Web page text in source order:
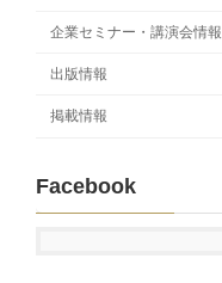
企業セミナー・講演会情報
出版情報
掲載情報
Facebook